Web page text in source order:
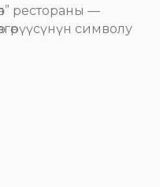
рестораны —
символу